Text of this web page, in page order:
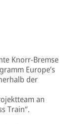
Knorr-Bremse
Europe’s
der
an
Train“.